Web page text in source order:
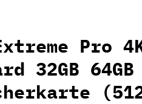
Pro
32GB 64GB